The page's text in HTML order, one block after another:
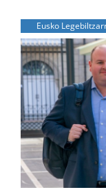
Eusko